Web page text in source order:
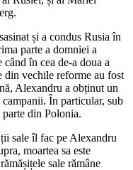
și a condus Rusia în
parte a domniei a
în cea de-a doua a
din vechile reforme au fost
Alexandru a obținut un
campanii. În particular, sub
din Polonia.
sale îl fac pe Alexandru
moartea sa este
sale rămâne